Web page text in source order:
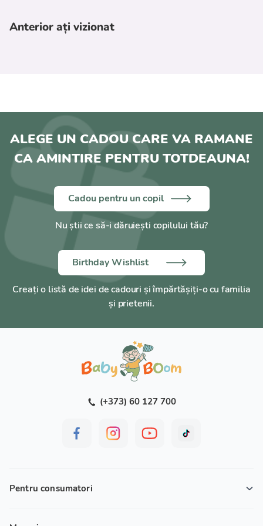
Anterior ați vizionat
ALEGE UN CADOU CARE VA RAMANE
CA AMINTIRE PENTRU TOTDEAUNA!
Cadou pentru un copil
Nu știi ce să-i dăruiești copilului tău?
Birthday Wishlist
Creați o listă de idei de cadouri și împărtășiți-o cu familia
și prietenii.
(+373) 60 127 700
Pentru consumatori